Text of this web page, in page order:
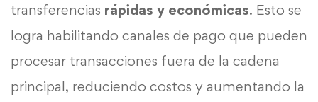
transferencias rápidas y económicas. Esto se
logra habilitando canales de pago que pueden
procesar transacciones fuera de la cadena
principal, reduciendo costos y aumentando la